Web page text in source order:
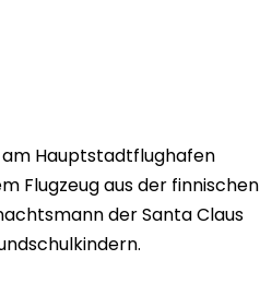
Hauptstadtflughafen
Flugzeug aus der finnischen
der Santa Claus